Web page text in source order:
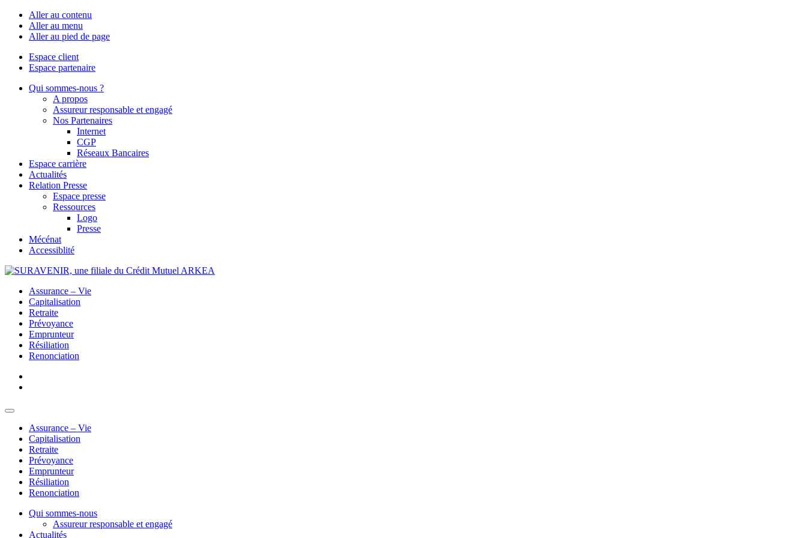
Aller au contenu
Aller au menu
Aller au pied de page
Espace client
Espace partenaire
Qui sommes-nous ?
A propos
Assureur responsable et engagé
Nos Partenaires
Internet
CGP
Réseaux Bancaires
Espace carrière
Actualités
Relation Presse
Espace presse
Ressources
Logo
Presse
Mécénat
Accessiblité
Assurance – Vie
Capitalisation
Retraite
Prévoyance
Emprunteur
Résiliation
Renonciation
Assurance – Vie
Capitalisation
Retraite
Prévoyance
Emprunteur
Résiliation
Renonciation
Qui sommes-nous
Assureur responsable et engagé
Actualités